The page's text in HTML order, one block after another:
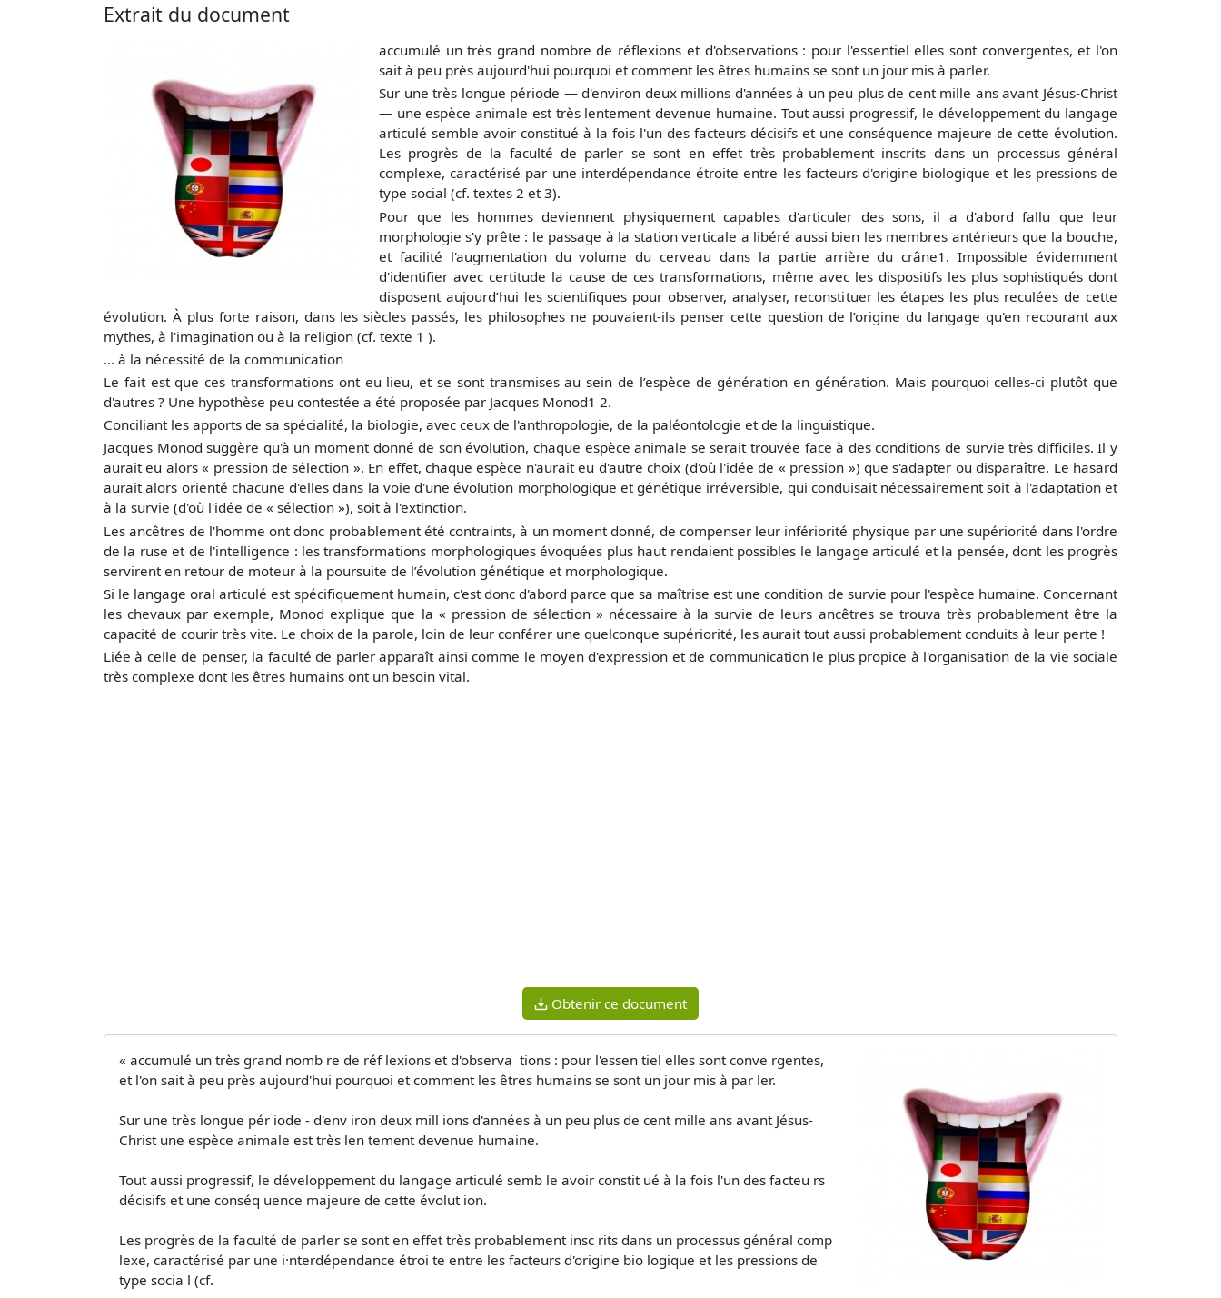
Extrait du document
accumulé un très grand nombre de réflexions et d'observations : pour l'essentiel elles sont convergentes, et l'on
sait à peu près aujourd'hui pourquoi et comment les êtres humains se sont un jour mis à parler.
Sur une très longue période — d'environ deux millions d'années à un peu plus de cent mille ans avant Jésus-Christ
— une espèce animale est très lentement devenue humaine. Tout aussi progressif, le développement du langage
articulé semble avoir constitué à la fois l'un des facteurs décisifs et une conséquence majeure de cette évolution.
Les progrès de la faculté de parler se sont en effet très probablement inscrits dans un processus général
complexe, caractérisé par une interdépendance étroite entre les facteurs d'origine biologique et les pressions de
type social (cf. textes 2 et 3).
Pour que les hommes deviennent physiquement capables d'articuler des sons, il a d'abord fallu que leur
morphologie s'y prête : le passage à la station verticale a libéré aussi bien les membres antérieurs que la bouche,
et facilité l'augmentation du volume du cerveau dans la partie arrière du crâne1. Impossible évidemment
d'identifier avec certitude la cause de ces transformations, même avec les dispositifs les plus sophistiqués dont
disposent aujourd’hui les scientifiques pour observer, analyser, reconstituer les étapes les plus reculées de cette
évolution. À plus forte raison, dans les siècles passés, les philosophes ne pouvaient-ils penser cette question de l’origine du langage qu'en recourant aux
mythes, à l'imagination ou à la religion (cf. texte 1 ).
... à la nécessité de la communication
Le fait est que ces transformations ont eu lieu, et se sont transmises au sein de l’espèce de génération en génération. Mais pourquoi celles-ci plutôt que
d'autres ? Une hypothèse peu contestée a été proposée par Jacques Monod1 2.
Conciliant les apports de sa spécialité, la biologie, avec ceux de l'anthropologie, de la paléontologie et de la linguistique.
Jacques Monod suggère qu'à un moment donné de son évolution, chaque espèce animale se serait trouvée face à des conditions de survie très difficiles. Il y
aurait eu alors « pression de sélection ». En effet, chaque espèce n'aurait eu d'autre choix (d'où l'idée de « pression ») que s'adapter ou disparaître. Le hasard
aurait alors orienté chacune d'elles dans la voie d'une évolution morphologique et génétique irréversible, qui conduisait nécessairement soit à l'adaptation et
à la survie (d'où l'idée de « sélection »), soit à l'extinction.
Les ancêtres de l'homme ont donc probablement été contraints, à un moment donné, de compenser leur infériorité physique par une supériorité dans l'ordre
de la ruse et de l'intelligence : les transformations morphologiques évoquées plus haut rendaient possibles le langage articulé et la pensée, dont les progrès
servirent en retour de moteur à la poursuite de l’évolution génétique et morphologique.
Si le langage oral articulé est spécifiquement humain, c'est donc d'abord parce que sa maîtrise est une condition de survie pour l'espèce humaine. Concernant
les chevaux par exemple, Monod explique que la « pression de sélection » nécessaire à la survie de leurs ancêtres se trouva très probablement être la
capacité de courir très vite. Le choix de la parole, loin de leur conférer une quelconque supériorité, les aurait tout aussi probablement conduits à leur perte !
Liée à celle de penser, la faculté de parler apparaît ainsi comme le moyen d'expression et de communication le plus propice à l'organisation de la vie sociale
très complexe dont les êtres humains ont un besoin vital.
Obtenir ce document
« accumulé un très grand nomb re de réf lexions et d'observa ­ tions : pour l'essen tiel elles sont conve rgentes,
et l'on sait à peu près aujourd'hui pourquoi et comment les êtres humains se sont un jour mis à par ler.
Sur une très longue pér iode - d'env iron deux mill ions d'années à un peu plus de cent mille ans avant Jésus-
Christ­ une espèce animale est très len tement devenue humaine.
Tout aussi progressif, le développement du langage articulé semb le avoir constit ué à la fois l'un des facteu rs
décisifs et une conséq uence majeure de cette évolut ion.
Les progrès de la faculté de parler se sont en effet très probablement insc rits dans un processus général comp
lexe, caractérisé par une i·nterdépendance étroi te entre les facteurs d'origine bio­ logique et les pressions de
type socia l (cf.